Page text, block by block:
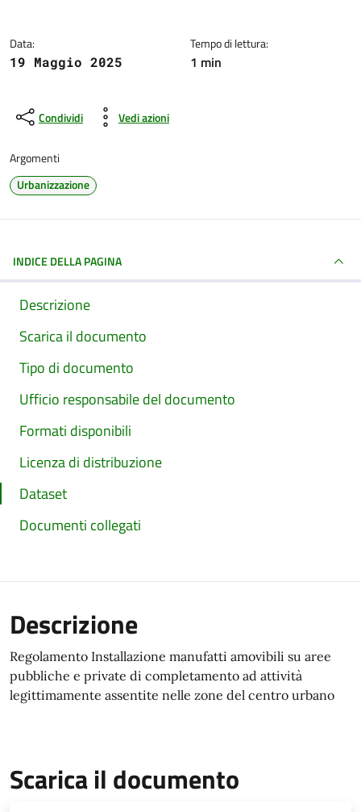
Data:
19 Maggio 2025
Tempo di lettura:
1 min
Condividi Vedi azioni
Argomenti
Urbanizzazione
INDICE DELLA PAGINA
Descrizione
Scarica il documento
Tipo di documento
Ufficio responsabile del documento
Formati disponibili
Licenza di distribuzione
Dataset
Documenti collegati
Descrizione
Regolamento Installazione manufatti amovibili su aree
pubbliche e private di completamento ad attività
legittimamente assentite nelle zone del centro urbano
Scarica il documento